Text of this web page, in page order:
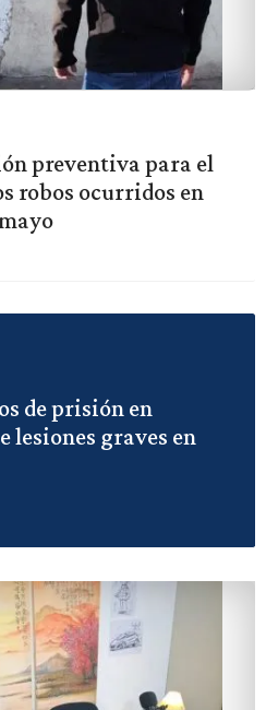
preventiva para el
robos ocurridos en
de prisión en
lesiones graves en